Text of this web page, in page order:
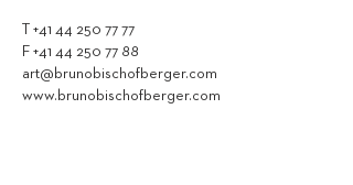
+41 44 250 77 77
F +41 44 250 77 88
art@brunobischofberger.com
www.brunobischofberger.com